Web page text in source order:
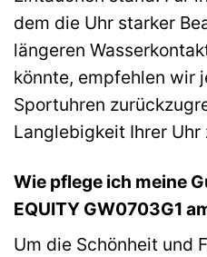
dem die Uhr starker
längeren
könnte, empfehlen wir
Sportuhren
Langlebigkeit Ihrer
Wie pflege ich meine
EQUITY GW0703G1
Um die Schönheit und